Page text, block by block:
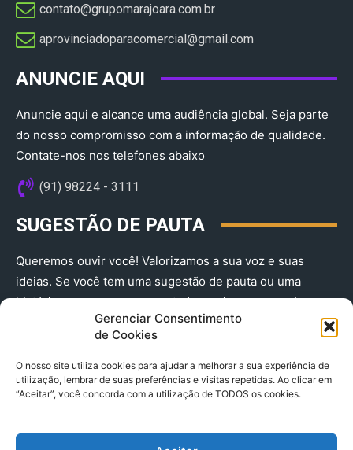
Gerenciar Consentimento
de Cookies
O nosso site utiliza cookies para ajudar a melhorar a sua experiência de
utilização, lembrar de suas preferências e visitas repetidas. Ao clicar em
“Aceitar”, você concorda com a utilização de TODOS os cookies.
contato@grupomarajoara.com.br
aprovinciadoparacomercial@gmail.com​
ANUNCIE AQUI
Anuncie aqui e alcance uma audiência global. Seja parte
do nosso compromisso com a informação de qualidade.
Contate-nos nos telefones abaixo
(91) 98224 - 3111
SUGESTÃO DE PAUTA
Queremos ouvir você! Valorizamos a sua voz e suas
ideias. Se você tem uma sugestão de pauta ou uma
história que merece ser contada, envie-nos agora!
(91) 98224 - 3111